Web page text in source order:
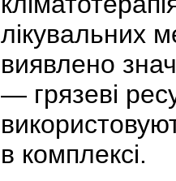
лікувальних
виявлено
— грязеві
в комплексі.